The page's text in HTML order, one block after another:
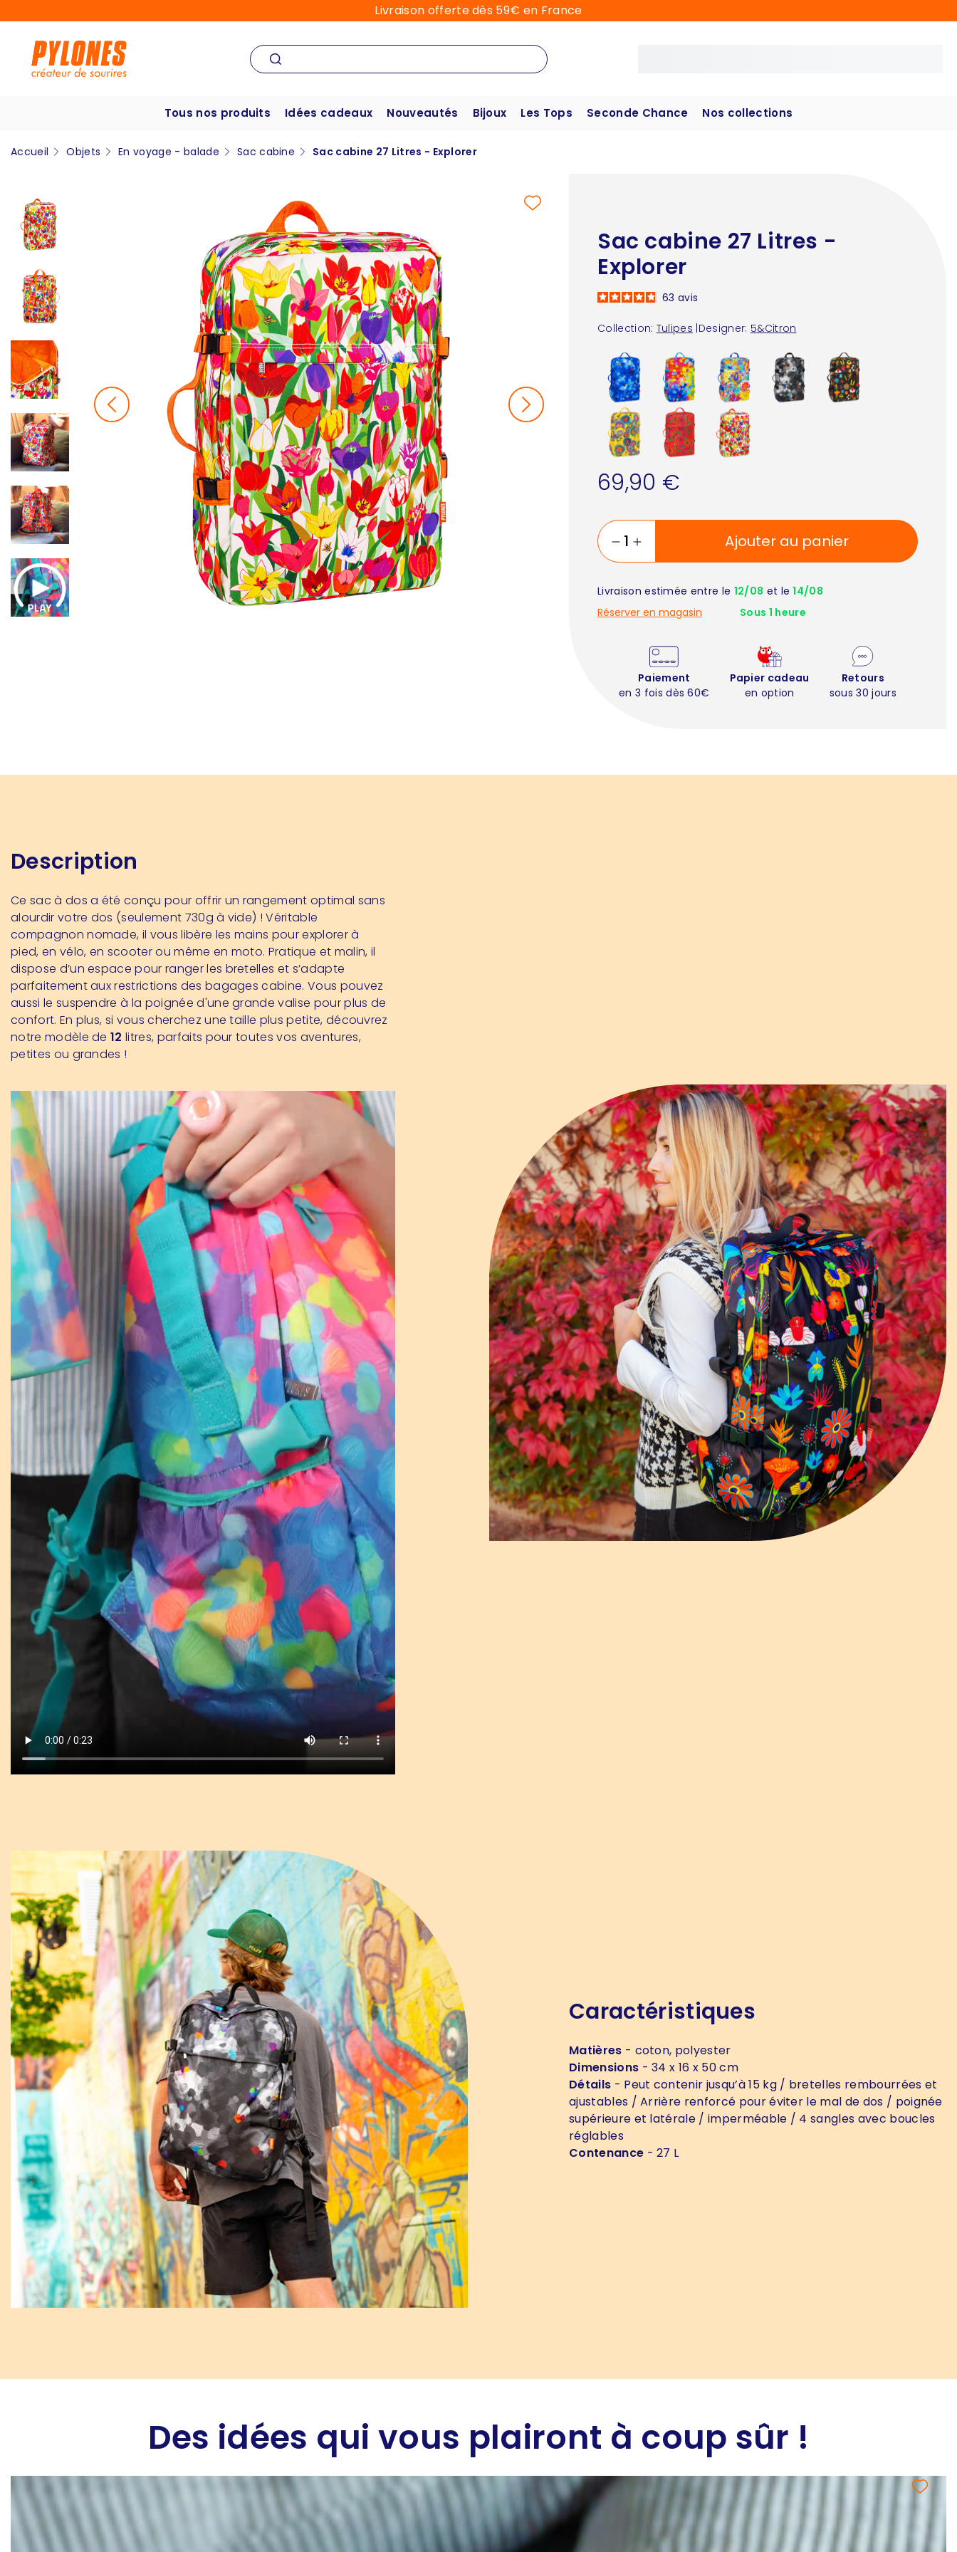
Livraison offerte dès 59€ en France
Tous nos produits Idées cadeaux Nouveautés Bijoux Les Tops Seconde Chance Nos collections
Accueil Objets En voyage - balade Sac cabine Sac cabine 27 Litres - Explorer
Sac cabine 27 Litres -
Explorer
Collection: Tulipes Designer: 5&Citron
63 avis
69,90 €
Ajouter au panier
Livraison estimée entre le 12/08 et le14/08
Réserver en magasin
Sous 1 heure
Paiement
en 3 fois dès 60€
Papier cadeau
en option
Retours
sous 30 jours
Description
Ce sac à dos a été conçu pour offrir un rangement optimal sans
alourdir votre dos (seulement 730g à vide) ! Véritable
compagnon nomade, il vous libère les mains pour explorer à
pied, en vélo, en scooter ou même en moto. Pratique et malin, il
dispose d’un espace pour ranger les bretelles et s’adapte
parfaitement aux restrictions des bagages cabine. Vous pouvez
aussi le suspendre à la poignée d'une grande valise pour plus de
confort. En plus, si vous cherchez une taille plus petite, découvrez
notre modèle de12 litres, parfaits pour toutes vos aventures,
petites ou grandes !
Caractéristiques
Matières - coton, polyester
Dimensions - 34 x 16 x 50 cm
Détails - Peut contenir jusqu’à 15 kg / bretelles rembourrées et
ajustables / Arrière renforcé pour éviter le mal de dos / poignée
supérieure et latérale / imperméable / 4 sangles avec boucles
réglables
Contenance - 27 L
Des idées qui vous plairont à coup sûr !